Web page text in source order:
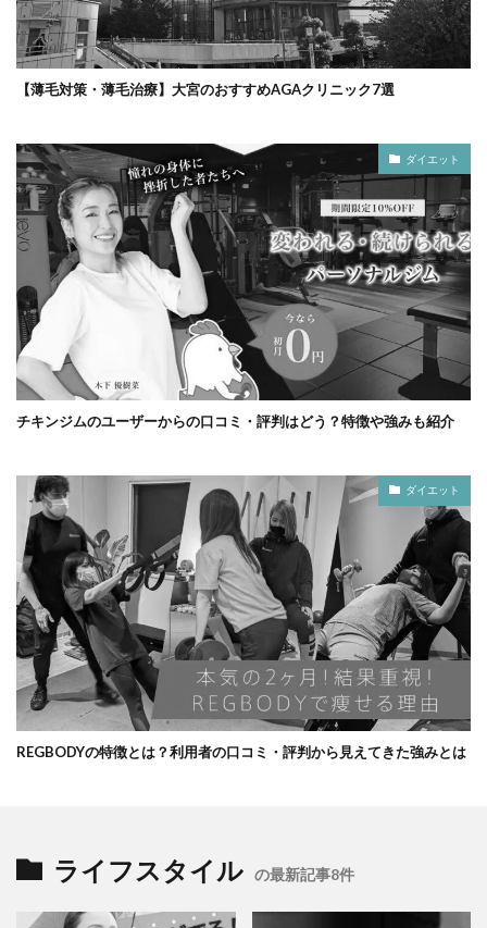
【薄毛対策・薄毛治療】大宮のおすすめAGAクリニック7選
ダイエット
チキンジムのユーザーからの口コミ・評判はどう？特徴や強みも紹介
ダイエット
REGBODYの特徴とは？利用者の口コミ・評判から見えてきた強みとは
ライフスタイル の最新記事8件